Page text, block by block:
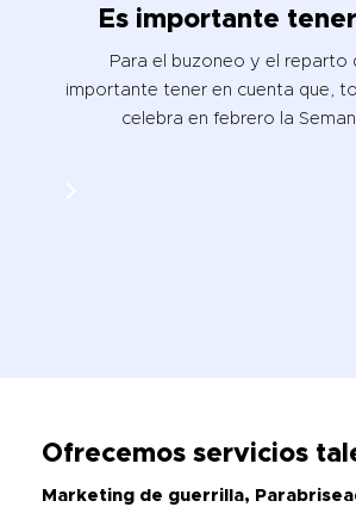
Es importante
Para el buzoneo y el reparto
importante tener en cuenta que,
celebra en febrero la
Ofrecemos servicios
Marketing de guerrilla,